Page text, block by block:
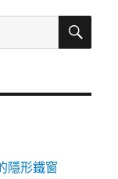
搜
隱形鐵窗